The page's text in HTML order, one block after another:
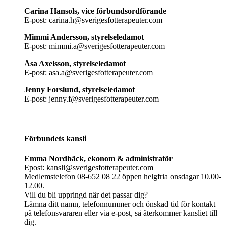
Carina Hansols, vice förbundsordförande
E-post: carina.h@sverigesfotterapeuter.com
Mimmi Andersson, styrelseledamot
E-post: mimmi.a@sverigesfotterapeuter.com
Åsa Axelsson, styrelseledamot
E-post: asa.a@sverigesfotterapeuter.com
Jenny Forslund, styrelseledamot
E-post: jenny.f@sverigesfotterapeuter.com
Förbundets kansli
Emma Nordbäck, ekonom & administratör
Epost: kansli@sverigesfotterapeuter.com
Medlemstelefon 08-652 08 22 öppen helgfria onsdagar 10.00-
12.00.
Vill du bli uppringd när det passar dig?
Lämna ditt namn, telefonnummer och önskad tid för kontakt
på telefonsvararen eller via e-post, så återkommer kansliet till
dig.